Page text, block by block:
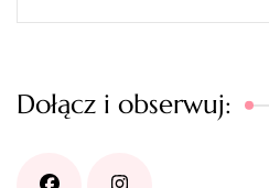
Dołącz i obserwuj: